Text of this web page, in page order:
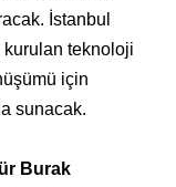
İstanbul
kurulan teknoloji
için
sunacak.
Burak